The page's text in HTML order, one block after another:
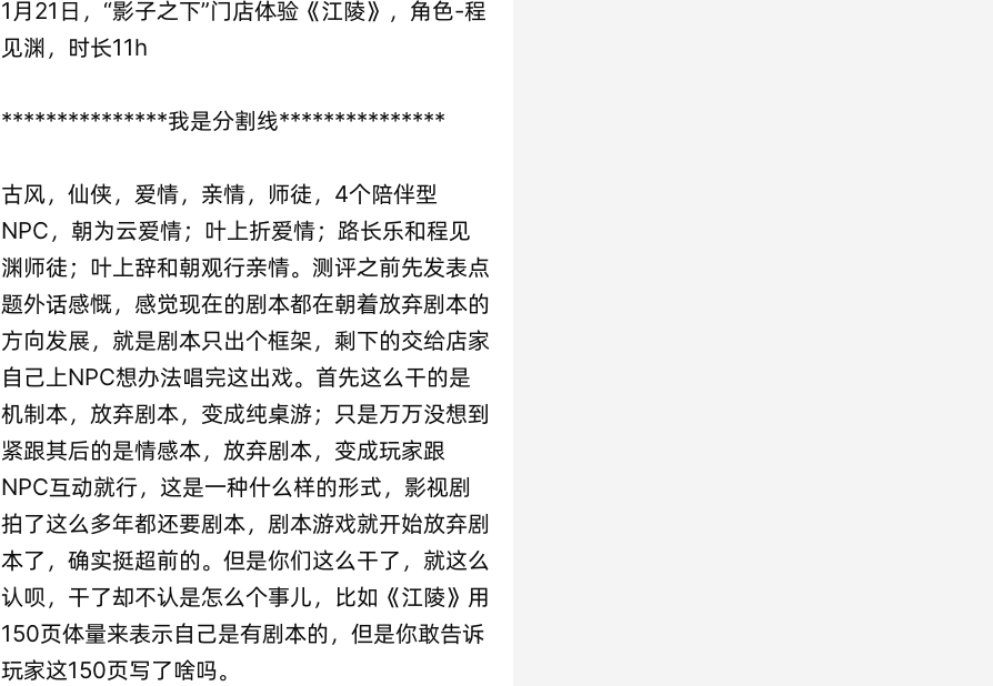
1月21日，“影子之下”门店体验《江陵》，角色-程
见渊，时长11h
***************我是分割线***************
古风，仙侠，爱情，亲情，师徒，4个陪伴型
NPC，朝为云爱情；叶上折爱情；路长乐和程见
渊师徒；叶上辞和朝观行亲情。测评之前先发表点
题外话感慨，感觉现在的剧本都在朝着放弃剧本的
方向发展，就是剧本只出个框架，剩下的交给店家
自己上NPC想办法唱完这出戏。首先这么干的是
机制本，放弃剧本，变成纯桌游；只是万万没想到
紧跟其后的是情感本，放弃剧本，变成玩家跟
NPC互动就行，这是一种什么样的形式，影视剧
拍了这么多年都还要剧本，剧本游戏就开始放弃剧
本了，确实挺超前的。但是你们这么干了，就这么
认呗，干了却不认是怎么个事儿，比如《江陵》用
150页体量来表示自己是有剧本的，但是你敢告诉
玩家这150页写了啥吗。